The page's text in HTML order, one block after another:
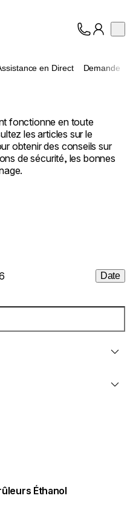
en Direct Demande
fonctionne en toute
les articles sur le
obtenir des conseils sur
de sécurité, les bonnes
Date
Éthanol